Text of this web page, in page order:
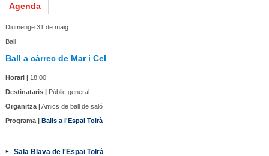
Agenda
Diumenge 31 de maig
Ball
Ball a càrrec de Mar i Cel
Horari |18:00
Destinataris |Públic general
Organitza |Amics de ball de saló
Programa | Balls a l'Espai Tolrà
Sala Blava de l'Espai Tolrà